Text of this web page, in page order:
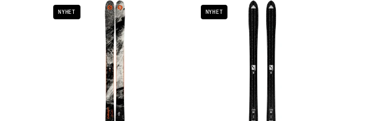
Canvas
100
26/27
NYHET
Salomon
Départ.
02
26/27
NYHET